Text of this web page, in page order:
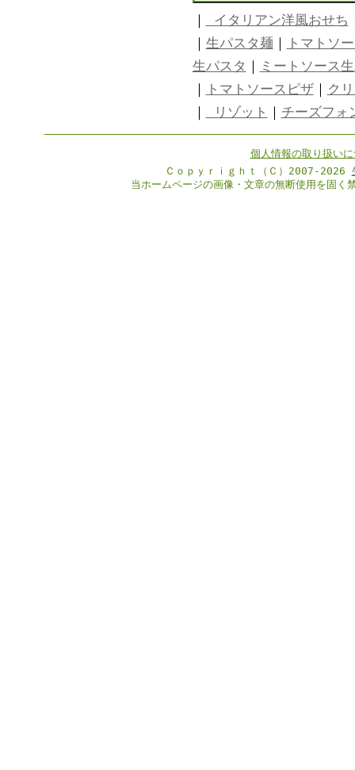
｜ イタリアン洋風おせち
｜ 生パスタ麺 ｜
トマトソ
生パスタ ｜ ミートソース
｜
トマトソースピザ｜ ク
｜
リゾット ｜ チーズフォ
個人情報の取り扱い
Ｃｏｐｙｒｉｇｈｔ（Ｃ）2007-2026
当ホームページの画像・文章の無断使用を固